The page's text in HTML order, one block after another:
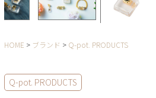
HOME ブランド Q-pot. PRODUCTS
Q-pot. PRODUCTS